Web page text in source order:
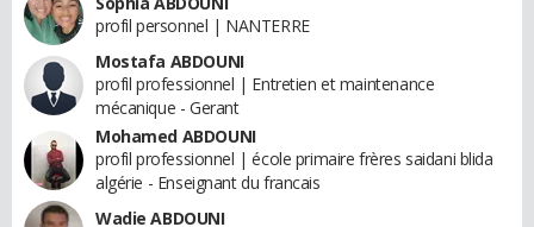
profil personnel | NANTERRE
Mostafa ABDOUNI
profil professionnel | Entretien et maintenance
mécanique - Gerant
Mohamed ABDOUNI
profil professionnel | école primaire frères saidani blida
algérie - Enseignant du francais
Wadie ABDOUNI